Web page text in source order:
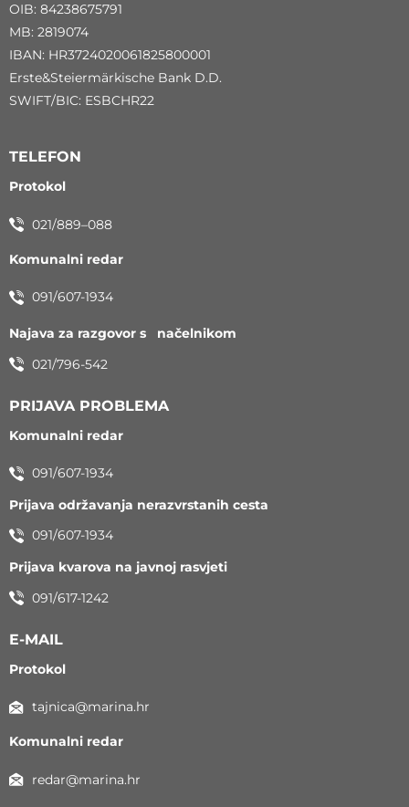
OIB: 84238675791
MB: 2819074
IBAN: HR3724020061825800001
Erste&Steiermärkische Bank D.D.
SWIFT/BIC: ESBCHR22
TELEFON
Protokol
021/889–088
Komunalni redar
091/607-1934
Najava za razgovor s načelnikom
021/796-542
PRIJAVA PROBLEMA
Komunalni redar
091/607-1934
Prijava održavanja nerazvrstanih cesta
091/607-1934
Prijava kvarova na javnoj rasvjeti
091/617-1242
E-MAIL
Protokol
tajnica@marina.hr
Komunalni redar
redar@marina.hr